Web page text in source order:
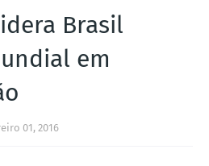
Brasil
em
01, 2016